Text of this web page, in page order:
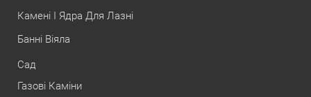
Камені І Ядра Для Лазні
Банні Віяла
Сад
Газові Каміни